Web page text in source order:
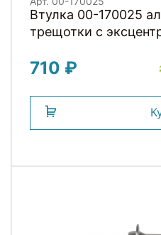
Втулка 00-170025
трещотки с
710 ₽